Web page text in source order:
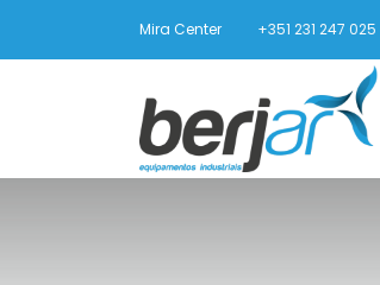
Mira Center +351 231 247 025